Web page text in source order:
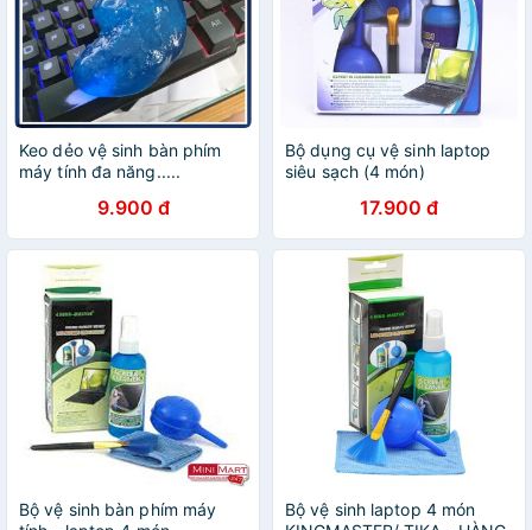
Keo dẻo vệ sinh bàn phím
máy tính đa năng.....
9.900 đ
Bộ dụng cụ vệ sinh laptop
siêu sạch (4 món)
17.900 đ
Bộ vệ sinh bàn phím máy
Bộ vệ sinh laptop 4 món